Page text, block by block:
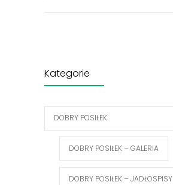
Kategorie
DOBRY POSIŁEK
DOBRY POSIŁEK – GALERIA
DOBRY POSIŁEK – JADŁOSPISY